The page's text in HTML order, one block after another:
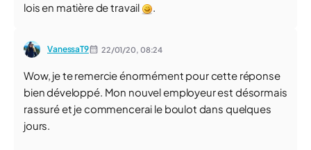
lois en matière de travail
.
VanessaT9 22/01/20, 08:24
Wow, je te remercie énormément pour cette réponse
bien développé. Mon nouvel employeur est désormais
rassuré et je commencerai le boulot dans quelques
jours.